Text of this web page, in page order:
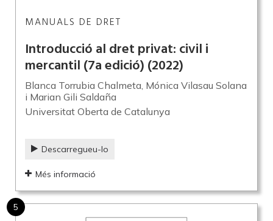
MANUALS DE DRET
Introducció al dret privat: civil i
mercantil (7a edició) (2022)
Blanca Torrubia Chalmeta, Mónica Vilasau Solana
i Marian Gili Saldaña
Universitat Oberta de Catalunya
Descarregueu-lo
Més informació
5